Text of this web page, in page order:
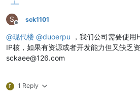
S
Offline
sck1101
@现代楼 @duoerpu ，我们公司需要使
IP核，如果有资源或者开发能力但又缺乏
sckaee@126.com
F 1 Reply